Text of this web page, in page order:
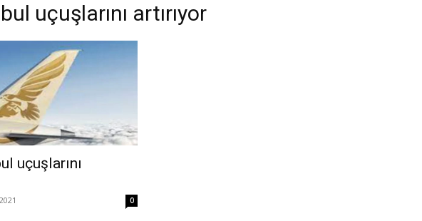
uçuşlarını artırıyor
uçuşlarını
0